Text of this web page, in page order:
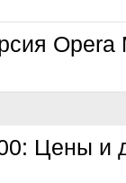
Opera
Цены и